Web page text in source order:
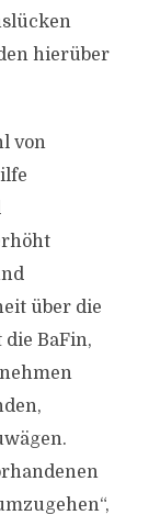
hierüber
von
über die
BaFin,